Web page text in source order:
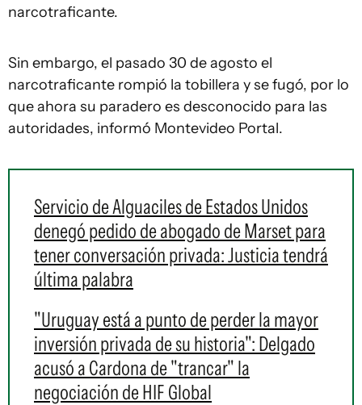
narcotraficante.
Sin embargo, el pasado 30 de agosto el
narcotraficante rompió la tobillera y se fugó, por lo
que ahora su paradero es desconocido para las
autoridades, informó Montevideo Portal.
Servicio de Alguaciles de Estados Unidos
denegó pedido de abogado de Marset para
tener conversación privada: Justicia tendrá
última palabra
"Uruguay está a punto de perder la mayor
inversión privada de su historia": Delgado
acusó a Cardona de "trancar" la
negociación de HIF Global